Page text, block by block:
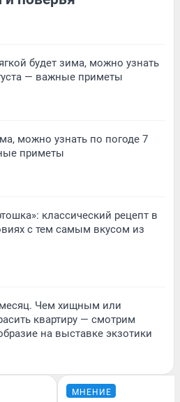
будет зима, можно узнать
— важные приметы
можно узнать по погоде 7
приметы
классический рецепт в
с тем самым вкусом из
Чем хищным или
квартиру — смотрим
на выставке экзотики
МНЕНИЕ